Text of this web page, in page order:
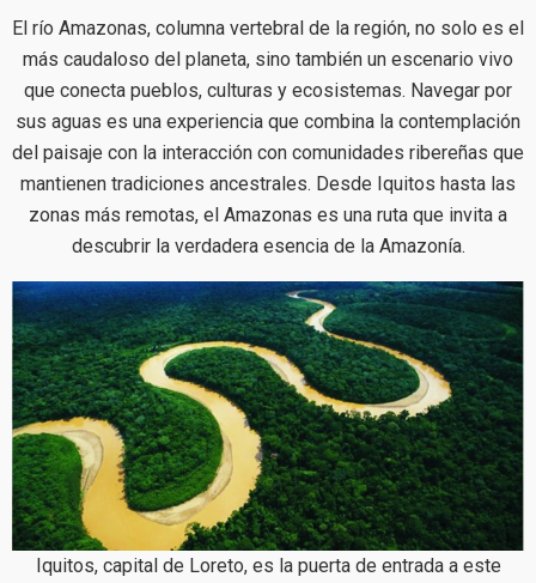
El río Amazonas, columna vertebral de la región, no solo es el
más caudaloso del planeta, sino también un escenario vivo
que conecta pueblos, culturas y ecosistemas. Navegar por
sus aguas es una experiencia que combina la contemplación
del paisaje con la interacción con comunidades ribereñas que
mantienen tradiciones ancestrales. Desde Iquitos hasta las
zonas más remotas, el Amazonas es una ruta que invita a
descubrir la verdadera esencia de la Amazonía.
Iquitos, capital de Loreto, es la puerta de entrada a este